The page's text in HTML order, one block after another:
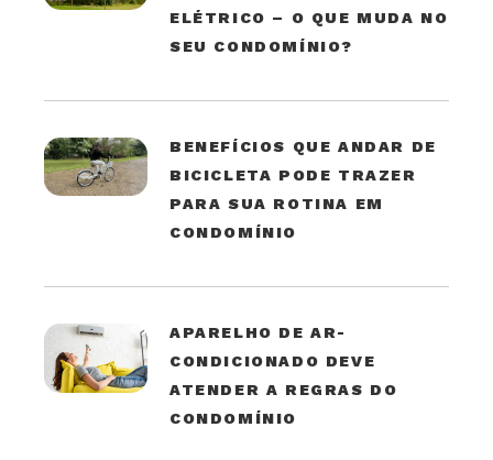
ELÉTRICO – O QUE MUDA NO
SEU CONDOMÍNIO?
BENEFÍCIOS QUE ANDAR DE
BICICLETA PODE TRAZER
PARA SUA ROTINA EM
CONDOMÍNIO
APARELHO DE AR-
CONDICIONADO DEVE
ATENDER A REGRAS DO
CONDOMÍNIO